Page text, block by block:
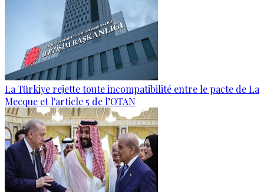
La Türkiye rejette toute incompatibilité entre le pacte de La
Mecque et l'article 5 de l’OTAN